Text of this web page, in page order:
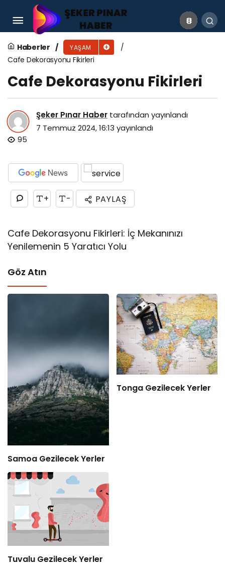
Haberler YAŞAM
Cafe Dekorasyonu Fikirleri
Cafe Dekorasyonu Fikirleri
Şeker Pınar Haber tarafından yayınlandı
7 Temmuz 2024, 16:13 yayınlandı
95
+ - PAYLAŞ
Cafe Dekorasyonu Fikirleri: İç Mekanınızı
Yenilemenin 5 Yaratıcı Yolu
Göz Atın
Samoa Gezilecek Yerler
Tonga Gezilecek Yerler
Tuvalu Gezilecek Yerler
Sırbistan Gezilecek Yerler